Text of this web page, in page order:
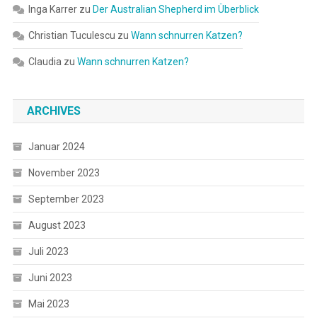
Inga Karrerzu Der Australian Shepherd im Überblick
Christian Tuculescu zu Wann schnurren Katzen?
Claudia zu Wann schnurren Katzen?
ARCHIVES
Januar 2024
November 2023
September 2023
August 2023
Juli 2023
Juni 2023
Mai 2023